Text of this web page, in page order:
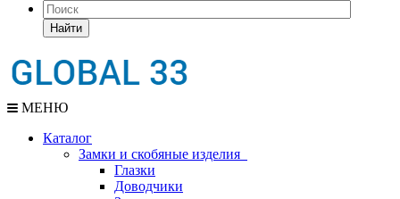
Найти
МЕНЮ
Каталог
Замки и скобяные изделия
Глазки
Доводчики